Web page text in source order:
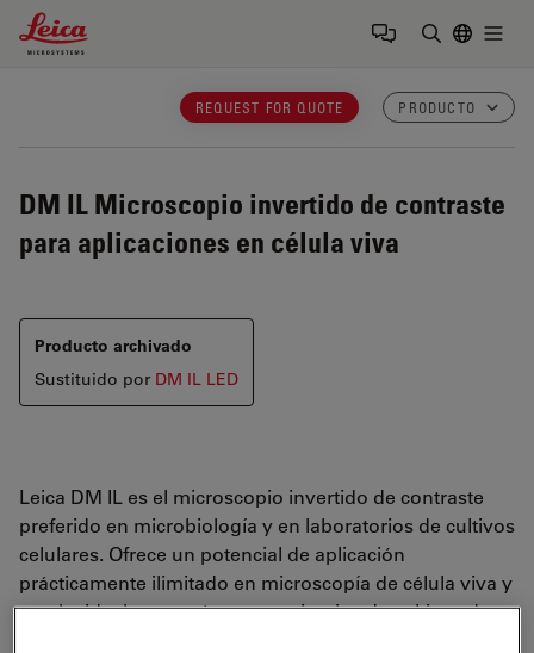
Leica Microsystems Logo
REQUEST FOR QUOTE PRODUCTO
DM IL Microscopio invertido de contraste
para aplicaciones en célula viva
Producto archivado
Sustituido por DM IL LED
Leica DM IL es el microscopio invertido de contraste
preferido en microbiología y en laboratorios de cultivos
celulares. Ofrece un potencial de aplicación
prácticamente ilimitado en microscopía de célula viva y
resulta ideal para exámenes rutinarios de cultivos de